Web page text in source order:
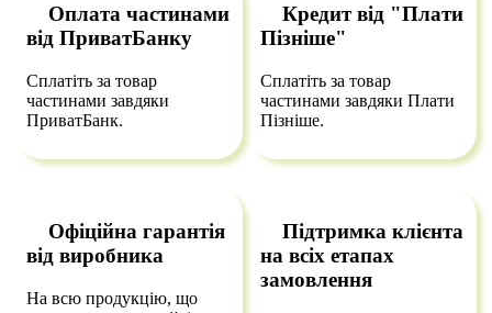
Оплата частинами
від ПриватБанку
Сплатіть за товар
частинами завдяки
ПриватБанк.
Кредит від "Плати
Пізніше"
Сплатіть за товар
частинами завдяки Плати
Пізніше.
Офіційна гарантія
від виробника
На всю продукцію, що
Підтримка клієнта
на всіх етапах
замовлення